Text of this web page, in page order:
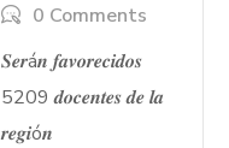
0 Comments
𝑺𝒆𝒓á𝒏 𝒇𝒂𝒗𝒐𝒓𝒆𝒄𝒊𝒅𝒐𝒔
5209 𝒅𝒐𝒄𝒆𝒏𝒕𝒆𝒔 𝒅𝒆 𝒍𝒂
𝒓𝒆𝒈𝒊ó𝒏